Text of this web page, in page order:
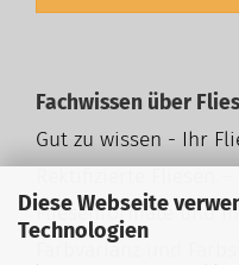
Diese Webseite
Technologien
Fachwissen über
Gut zu wissen - Ihr
Fliesenformate und
Farbvarianz und